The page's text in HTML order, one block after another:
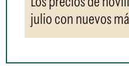
julio con nuevos